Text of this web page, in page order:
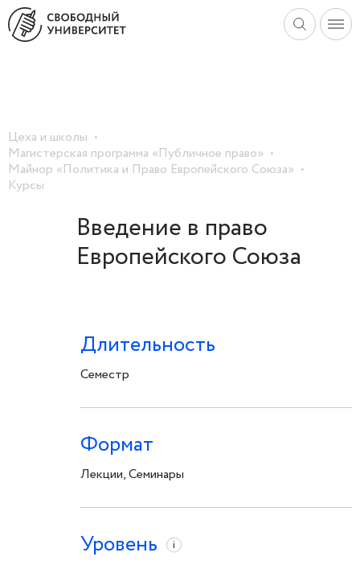
Цеха и школы
Магистерская программа «Публичное право»
Майнор «Политика и Право Европейского Союза»
Курсы
Введение в право
Европейского Союза
Длительность
Семестр
Формат
Лекции, Семинары
Уровень i